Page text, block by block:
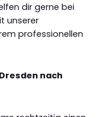
dir gerne bei
unserer
professionellen
nach